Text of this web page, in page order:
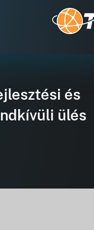
és
ülés